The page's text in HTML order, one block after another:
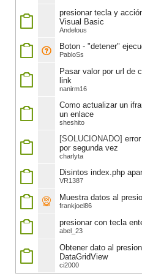
presionar tecla y
Visual Basic
Andelous
Boton - "detener"
PabloSs
Pasar valor por url de
link
nanirm16
Como actualizar un
un enlace
sheshito
[SOLUCIONADO]
por segunda vez
charlyta
Disintos index.php
VR1387
Muestra datos al
frankjoel86
presionar con tecla
abel_23
Obtener dato al
DataGridView
ci2000